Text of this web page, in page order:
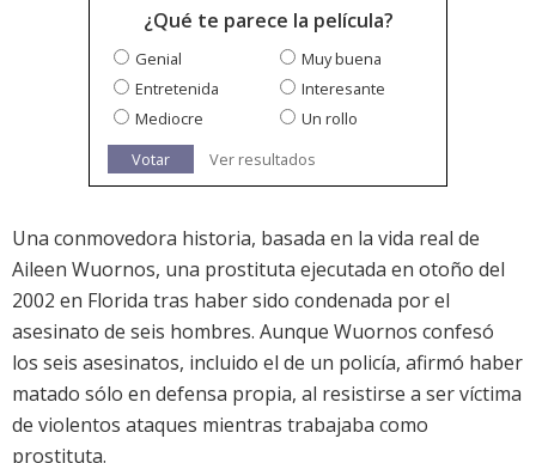
¿Qué te parece la película?
Genial
Muy buena
Entretenida
Interesante
Mediocre
Un rollo
Votar
Ver resultados
Una conmovedora historia, basada en la vida real de
Aileen Wuornos, una prostituta ejecutada en otoño del
2002 en Florida tras haber sido condenada por el
asesinato de seis hombres. Aunque Wuornos confesó
los seis asesinatos, incluido el de un policía, afirmó haber
matado sólo en defensa propia, al resistirse a ser víctima
de violentos ataques mientras trabajaba como
prostituta.